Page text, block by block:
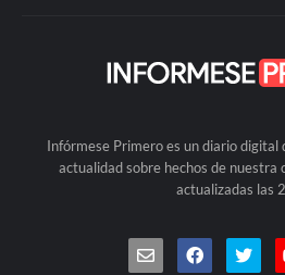
Infórmese Primero es un diario digital
actualidad sobre hechos de nuestra
actualizadas las